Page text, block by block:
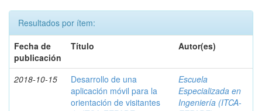
Resultados por ítem:
Fecha de
publicación
Título Autor(es)
2018-10-15
Desarrollo de una
aplicación móvil para la
orientación de visitantes
Escuela
Especializada en
Ingeniería (ITCA-